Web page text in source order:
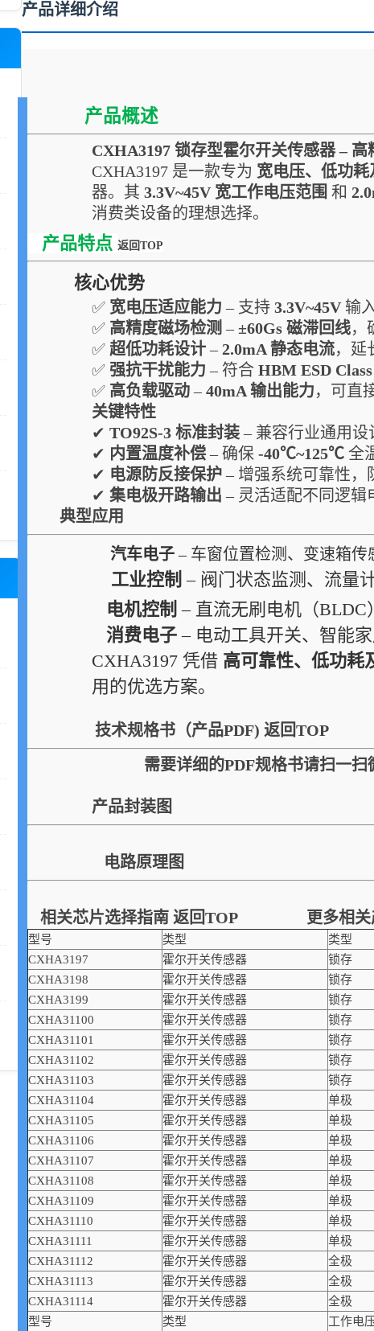
产品详细介绍
产品概述
CXHA3197 锁存型霍尔开关传感器 –
CXHA3197 是一款专为 宽电压、低功
器。其 3.3V~45V 宽工作电压范围 和
消费类设备的理想选择。
产品特点 返回TOP
核心优势
✅ 宽电压适应能力 – 支持 3.3V~45V输
✅ 高精度磁场检测 –±60Gs 磁滞回线，
✅ 超低功耗设计–2.0mA 静态电流，延
✅ 强抗干扰能力 – 符合 HBM ESD
✅ 高负载驱动–40mA 输出能力，可直
关键特性
✔ TO92S-3 标准封装– 兼容行业通用设
✔ 内置温度补偿– 确保 -40℃~125℃ 全
✔ 电源防反接保护– 增强系统可靠性，
✔ 集电极开路输出 – 灵活适配不同逻辑
典型应用
汽车电子– 车窗位置检测、变速箱传
工业控制 – 阀门状态监测、流量
电机控制 – 直流无刷电机（BLDC
消费电子 – 电动工具开关、智能
CXHA3197 凭借 高可靠性、低功耗
用的优选方案。
技术规格书（产品PDF) 返回TOP
需要详细的PDF规格书请扫一扫
产品封装图
电路原理图
相关芯片选择指南 返回TOP 更多相
型号 类型 类型
CXHA3197
霍尔开关传感器 锁存
CXHA3198
霍尔开关传感器 锁存
CXHA3199
霍尔开关传感器 锁存
CXHA31100
霍尔开关传感器 锁存
CXHA31101
霍尔开关传感器 锁存
CXHA31102
霍尔开关传感器 锁存
CXHA31103
霍尔开关传感器 锁存
CXHA31104
霍尔开关传感器 单极
CXHA31105
霍尔开关传感器 单极
CXHA31106
霍尔开关传感器 单极
CXHA31107
霍尔开关传感器 单极
CXHA31108
霍尔开关传感器 单极
CXHA31109
霍尔开关传感器 单极
CXHA31110
霍尔开关传感器 单极
CXHA31111
霍尔开关传感器 单极
CXHA31112
霍尔开关传感器 全极
CXHA31113
霍尔开关传感器 全极
CXHA31114
霍尔开关传感器 全极
型号
类型 工作电